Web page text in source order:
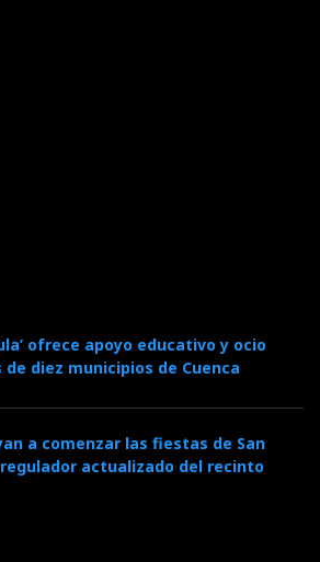
ofrece apoyo educativo y ocio
diez municipios de Cuenca
a comenzar las fiestas de San
actualizado del recinto